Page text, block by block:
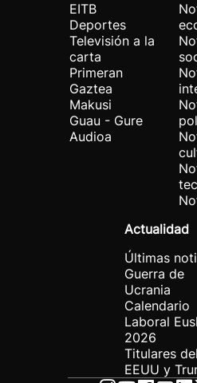
EITB
Deportes
Televisión a la
carta
Primeran
Gaztea
Makusi
Guau - Gure
Audioa
Actualidad
Últimas
Guerra de
Ucrania
Calendario
Laboral
2026
Titulares
EEUU y